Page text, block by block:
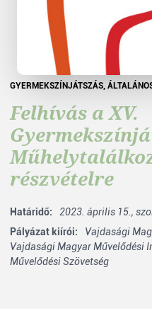
GYERMEKSZÍNJÁTSZÁS,
Felhívás a XV.
részvételre
Határidő:
2023. április 15.,
Pályázat kiírói:
Vajdasági
Vajdasági Magyar Művelődési
Művelődési Szövetség